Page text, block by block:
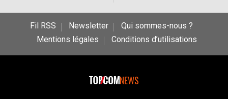
Fil RSS Newsletter
Qui sommes-nous ?
Mentions légales
Conditions d’utilisations
NEWS